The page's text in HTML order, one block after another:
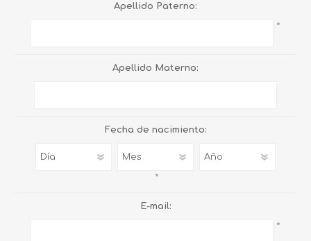
Apellido Paterno:
*
Apellido Materno:
Fecha de nacimiento:
*
E-mail:
*